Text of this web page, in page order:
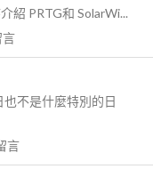
紹 PRTG和 SolarWi...
言
不是什麼特別的日
言